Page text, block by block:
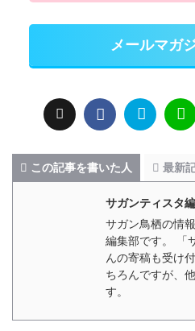
メールマガ
この記事を書いた人 最新
サガンティスタ
サガン鳥栖の情
編集部です。 「
んの寄稿も受け
ちろんですが、
す。